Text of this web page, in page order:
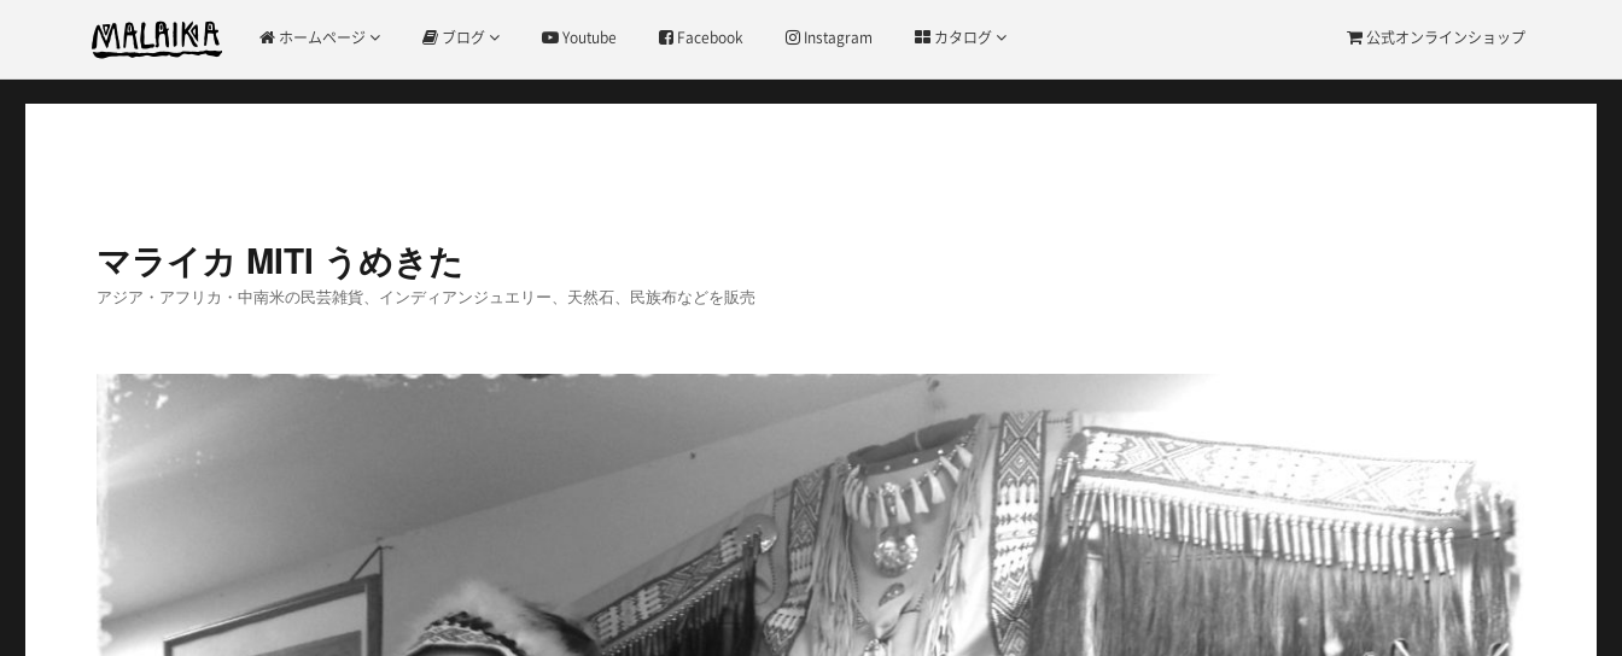
マライカ MITI うめきた
アジア・アフリカ・中南米の民芸雑貨、インディアンジュエリー、天然石、民族布などを販売
ホームページ ブログ Youtube Facebook Instagram カタログ 公式オンラインショップ